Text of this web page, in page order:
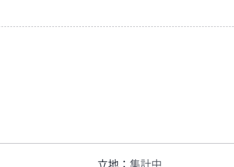
立地： 集計中